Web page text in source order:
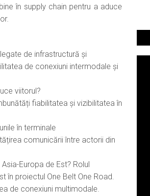
în supply chain pentru a aduce
de infrastructură și
de conexiuni intermodale și
viitorul?
fiabilitatea și vizibilitatea în
în terminale
comunicării între actorii din
Europa de Est? Rolul
în proiectul One Belt One Road.
de conexiuni multimodale.